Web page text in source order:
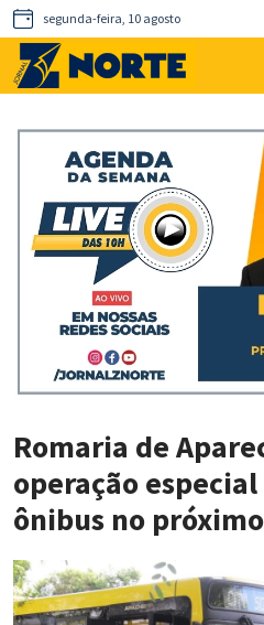
segunda-feira, 10 agosto
Romaria de
operação
ônibus no